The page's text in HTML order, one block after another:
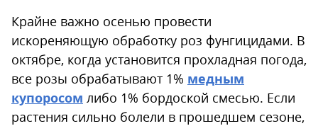
Крайне важно осенью провести
искореняющую обработку роз фунгицидами. В
октябре, когда установится прохладная погода,
все розы обрабатывают 1% медным
купоросом либо 1% бордоской смесью. Если
растения сильно болели в прошедшем сезоне,